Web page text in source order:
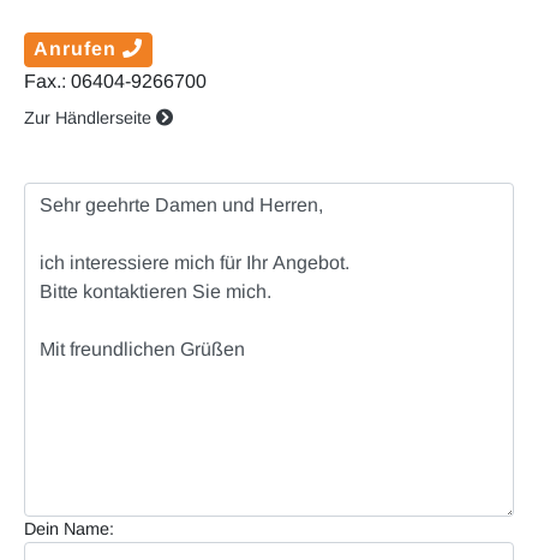
Anrufen
Fax.: 06404-9266700
Zur Händlerseite
Dein Name: